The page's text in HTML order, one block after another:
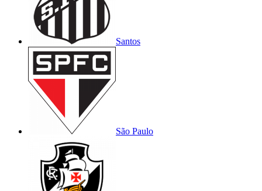
Santos
São Paulo